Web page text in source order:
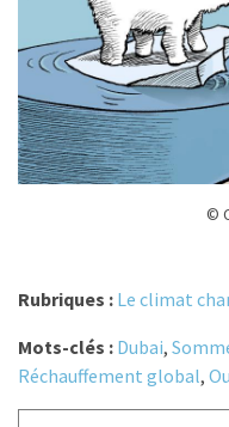
©
Rubriques : Le climat
Mots-clés : Dubai,
Réchauffement global,